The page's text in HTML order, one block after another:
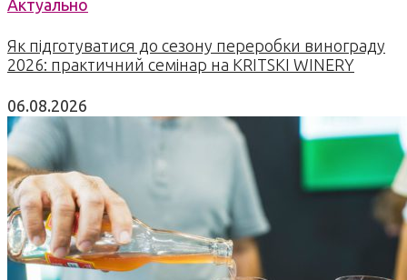
Актуально
Як підготуватися до сезону переробки винограду
2026: практичний семінар на KRITSKI WINERY
06.08.2026